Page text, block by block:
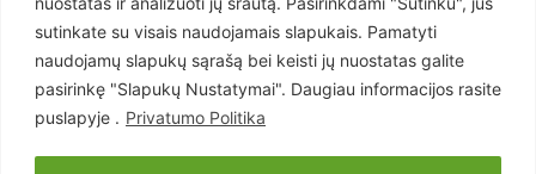
sutinkate su visais naudojamais slapukais. Pamatyti
naudojamų slapukų sąrašą bei keisti jų nuostatas galite
pasirinkę "Slapukų Nustatymai". Daugiau informacijos rasite
puslapyje . Privatumo Politika
Pasaulis
Статьи на русском
Articles in english